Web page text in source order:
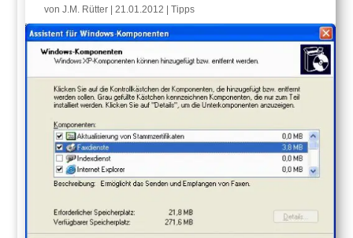
vonJ.M. Rütter |21.01.2012 |Tipps